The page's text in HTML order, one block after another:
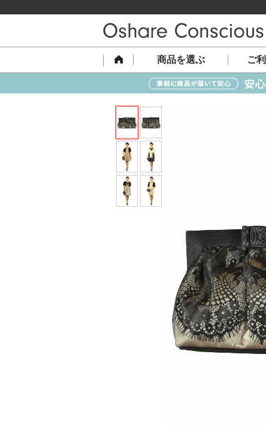
商品を選ぶ ご